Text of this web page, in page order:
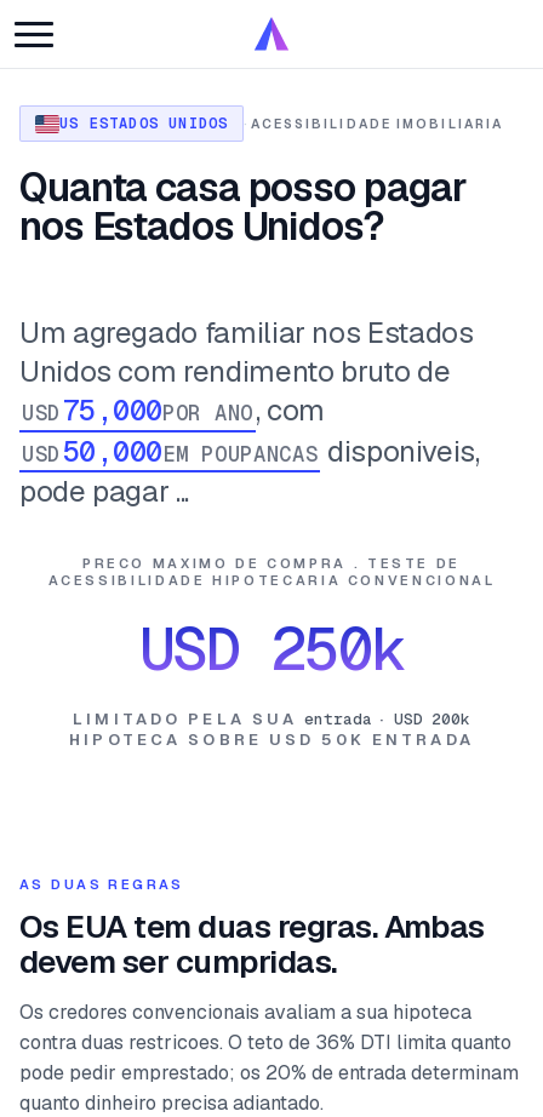
US ESTADOS UNIDOS · ACESSIBILIDADE IMOBILIARIA
Quanta casa posso pagar
nos Estados Unidos?
Um agregado familiar nos Estados
Unidos com rendimento bruto de
USD POR ANO, com
USD EM POUPANCAS disponiveis,
pode pagar ...
PRECO MAXIMO DE COMPRA . TESTE DE
ACESSIBILIDADE HIPOTECARIA CONVENCIONAL
USD 250k
LIMITADO PELA SUA entrada · USD 200k
HIPOTECA SOBRE USD 50K ENTRADA
AS DUAS REGRAS
Os EUA tem duas regras. Ambas
devem ser cumpridas.
Os credores convencionais avaliam a sua hipoteca
contra duas restricoes. O teto de 36% DTI limita quanto
pode pedir emprestado; os 20% de entrada determinam
quanto dinheiro precisa adiantado.